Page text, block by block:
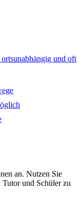
und oft
an. Nutzen Sie
und Schüler zu